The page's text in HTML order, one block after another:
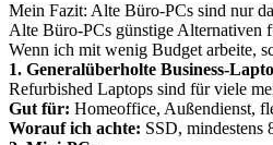
Mein Fazit: Alte Büro-PCs sind nur
Alte Büro-PCs günstige Alternativen
Wenn ich mit wenig Budget arbeite,
1. Generalüberholte Business-
Refurbished Laptops sind für viele
Gut für: Homeoffice, Außendienst,
Worauf ich achte: SSD,